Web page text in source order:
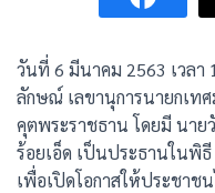
วันที่ 6 มีนาคม 2563 เวลา
ลักษณ์ เลขานุการนายกเท
คุตพระราชธาน โดยมี นาย
ร้อยเอ็ด เป็นประธานในพิ
เพื่อเปิดโอกาสให้ประชาช